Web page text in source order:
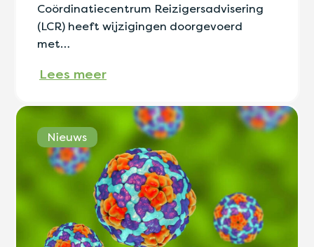
Coördinatiecentrum Reizigersadvisering
(LCR) heeft wijzigingen doorgevoerd
met…
Lees meer
Nieuws